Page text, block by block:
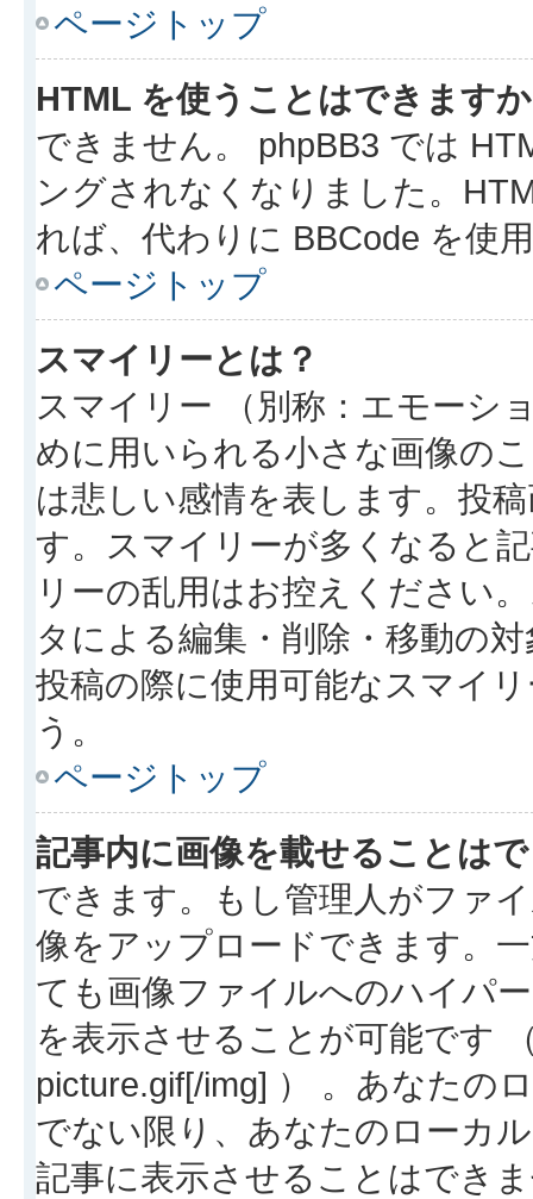
ページトップ
HTML を使うことはできます
できません。 phpBB3 では
ングされなくなりました。
れば、代わりに BBCode を使
ページトップ
スマイリーとは？
スマイリー （別称：エモーシ
めに用いられる小さな画像の
は悲しい感情を表します。投
す。スマイリーが多くなると
リーの乱用はお控えください
タによる編集・削除・移動の
投稿の際に使用可能なスマイ
う。
ページトップ
記事内に画像を載せることは
できます。もし管理人がファ
像をアップロードできます。
ても画像ファイルへのハイパ
を表示させることが可能です
picture.gif[/img] ） 。あなたの
でない限り、あなたのローカ
記事に表示させることはでき